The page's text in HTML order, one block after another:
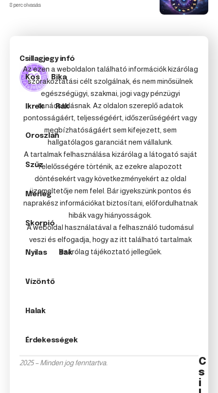
8 perc olvasás
Csillagjegy infó
Kos Bika
Ikrek Rák
Oroszlán
Szűz
Mérleg
Skorpió
Nyilas Bak
Vízöntő
Halak
Érdekességek
Az ezen a weboldalon található információk kizárólag
szórakoztatási célt szolgálnak, és nem minősülnek
egészségügyi, szakmai, jogi vagy pénzügyi
tanácsadásnak. Az oldalon szereplő adatok
pontosságáért, teljességéért, időszerűségéért vagy
megbízhatóságáért sem kifejezett, sem
hallgatólagos garanciát nem vállalunk.
A tartalmak felhasználása kizárólag a látogató saját
felelősségére történik, az ezekre alapozott
döntésekért vagy következményekért az oldal
üzemeltetője nem felel. Bár igyekszünk pontos és
naprakész információkat biztosítani, előfordulhatnak
hibák vagy hiányosságok.
A weboldal használatával a felhasználó tudomásul
veszi és elfogadja, hogy az itt található tartalmak
kizárólag tájékoztató jellegűek.
2025 – Minden jog fenntartva.
C
s
i